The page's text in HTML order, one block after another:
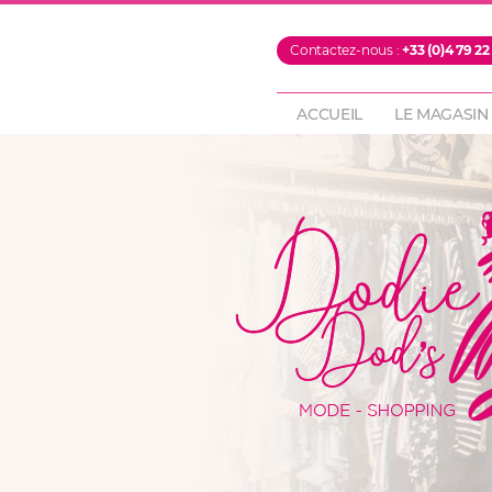
Contactez-nous :+33 (0)4 79
ACCUEIL LE MAGASIN
PANTALONS
FOULARDS &